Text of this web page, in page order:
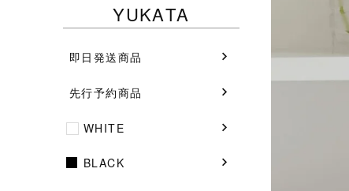
YUKATA
即日発送商品
先行予約商品
WHITE
BLACK